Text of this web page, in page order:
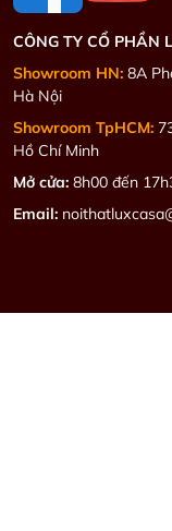
CÔNG TY CỔ PHẦN
Showroom HN: 8A
Hà Nội
Showroom TpHCM:
Hồ Chí Minh
Mở cửa: 8h00 đến
Email: